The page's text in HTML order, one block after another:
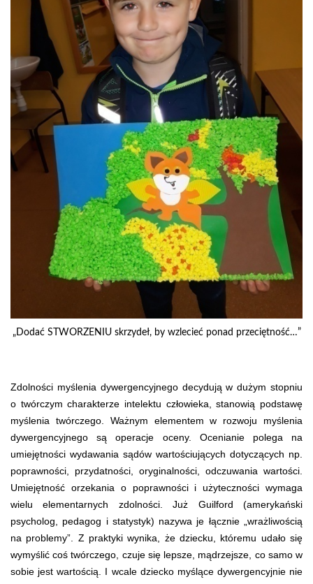
„Dodać STWORZENIU skrzydeł, by wzlecieć ponad przeciętność…”
Zdolności myślenia dywergencyjnego decydują w dużym stopniu
o twórczym charakterze intelektu człowieka, stanowią podstawę
myślenia twórczego. Ważnym elementem w rozwoju myślenia
dywergencyjnego są operacje oceny. Ocenianie polega na
umiejętności wydawania sądów wartościujących dotyczących np.
poprawności, przydatności, oryginalności, odczuwania wartości.
Umiejętność orzekania o poprawności i użyteczności wymaga
wielu elementarnych zdolności. Już Guilford (amerykański
psycholog, pedagog i statystyk) nazywa je łącznie „wrażliwością
na problemy”. Z praktyki wynika, że dziecku, któremu udało się
wymyślić coś twórczego, czuje się lepsze, mądrzejsze, co samo w
sobie jest wartością. I wcale dziecko myślące dywergencyjnie nie